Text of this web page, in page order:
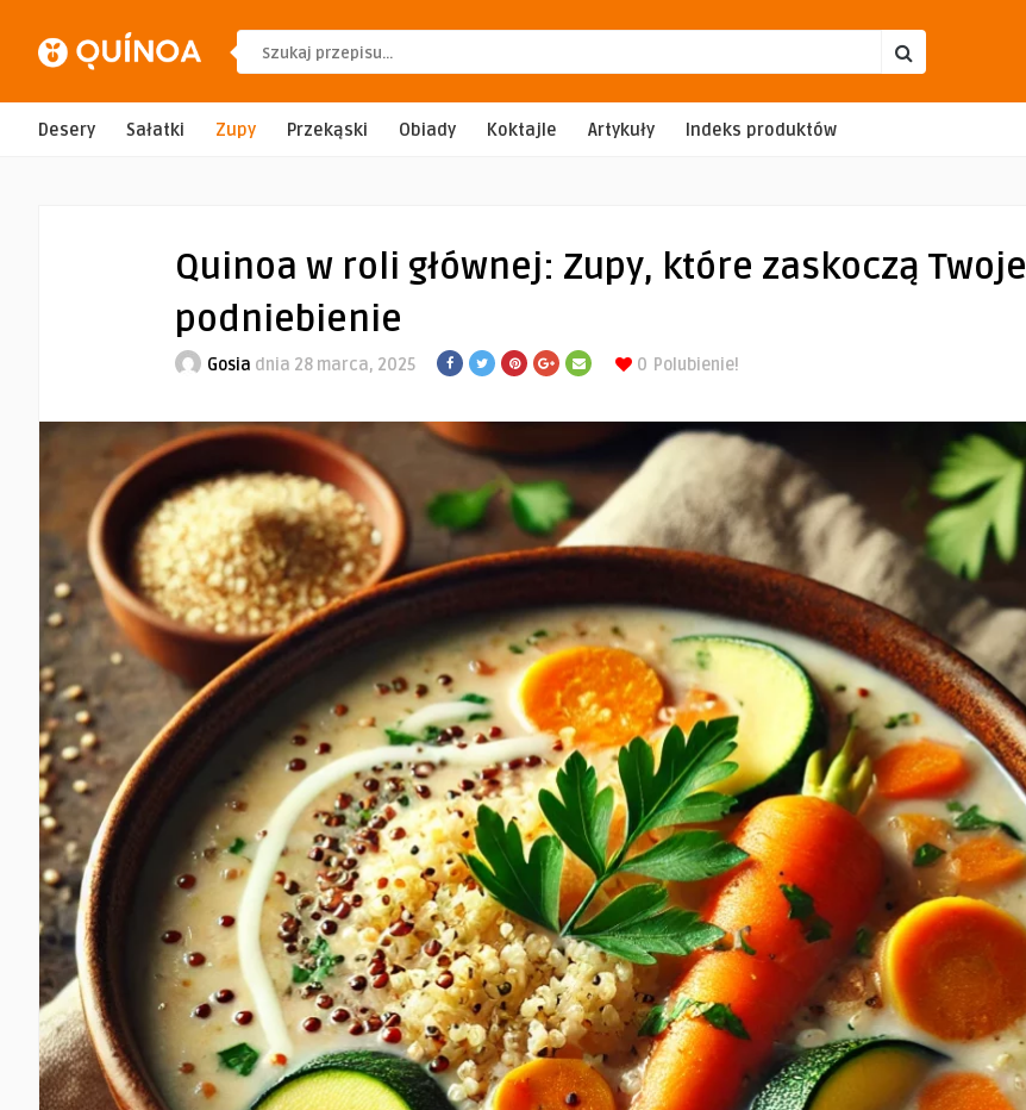
Desery Sałatki Zupy Przekąski Obiady Koktajle Artykuły Indeks produktów
Quinoa w roli głównej: Zupy, które zaskoczą Twoje
podniebienie
Gosia dnia 28 marca, 2025 0 Polubienie!